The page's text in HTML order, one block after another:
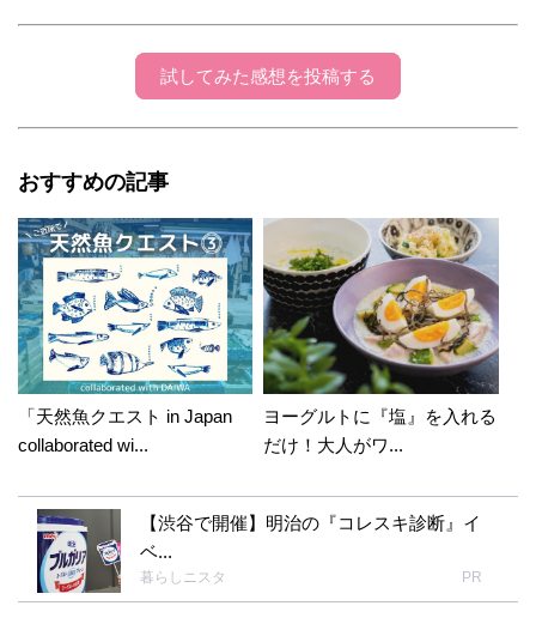
試してみた感想を投稿する
おすすめの記事
「天然魚クエスト in Japan
collaborated wi...
ヨーグルトに『塩』を入れる
だけ！大人がワ...
【渋谷で開催】明治の『コレスキ診断』イ
ベ...
暮らしニスタ PR